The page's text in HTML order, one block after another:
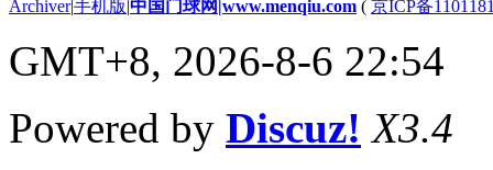
Archiver|手机版|中国门球网|www.menqiu.com ( 京ICP备
GMT+8, 2026-8-6 22:54
Powered by Discuz! X3.4